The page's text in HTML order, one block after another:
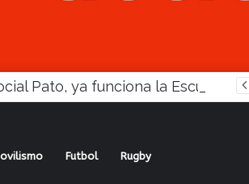
Futbol Rugby